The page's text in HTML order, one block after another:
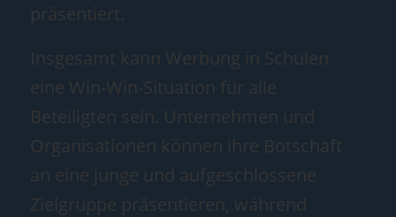
präsentiert.
Insgesamt kann Werbung in Schulen
eine Win-Win-Situation für alle
Beteiligten sein. Unternehmen und
Organisationen können ihre Botschaft
an eine junge und aufgeschlossene
Zielgruppe präsentieren, während